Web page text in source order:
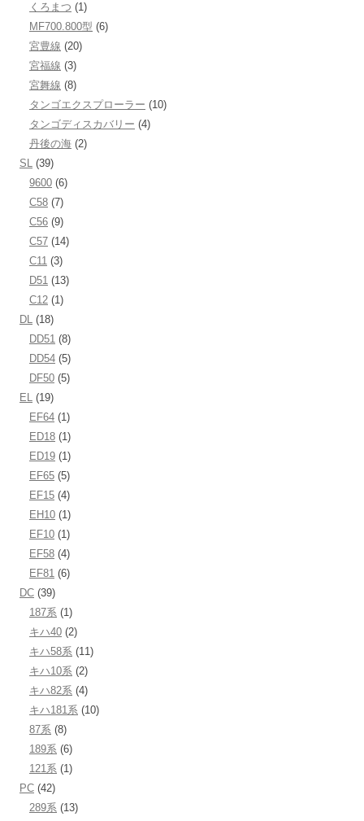
くろまつ (1)
MF700.800型 (6)
宮豊線 (20)
宮福線 (3)
宮舞線 (8)
タンゴエクスプローラー (10)
タンゴディスカバリー (4)
丹後の海 (2)
SL (39)
9600 (6)
C58 (7)
C56 (9)
C57 (14)
C11 (3)
D51 (13)
C12 (1)
DL (18)
DD51 (8)
DD54 (5)
DF50 (5)
EL (19)
EF64 (1)
ED18 (1)
ED19 (1)
EF65 (5)
EF15 (4)
EH10 (1)
EF10 (1)
EF58 (4)
EF81 (6)
DC (39)
187系 (1)
キハ40 (2)
キハ58系 (11)
キハ10系 (2)
キハ82系 (4)
キハ181系 (10)
87系 (8)
189系 (6)
121系 (1)
PC (42)
289系 (13)